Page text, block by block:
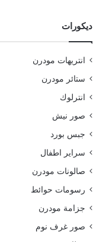
ديكورات
انتريهات مودرن
ستائر مودرن
انترلوك
صور نيش
جبس بورد
سراير اطفال
صالونات مودرن
رسومات حوائط
جزامة مودرن
صور غرف نوم